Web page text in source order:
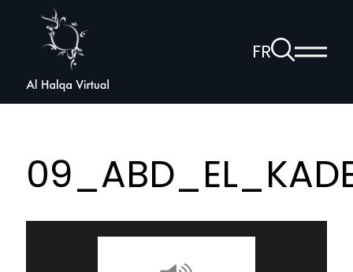
Halqa
FR
navigation
À
la